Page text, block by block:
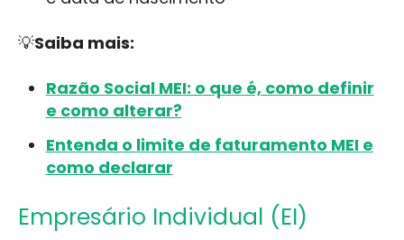
💡Saiba mais:
Razão Social MEI: o que é, como definir
e como alterar?
Entenda o limite de faturamento MEI e
como declarar
Empresário Individual (EI)